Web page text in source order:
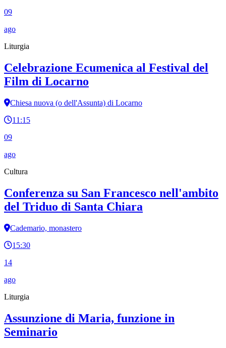
09
ago
Liturgia
Celebrazione Ecumenica al Festival del
Film di Locarno
Chiesa nuova (o dell'Assunta) di Locarno
11:15
09
ago
Cultura
Conferenza su San Francesco nell'ambito
del Triduo di Santa Chiara
Cademario, monastero
15:30
14
ago
Liturgia
Assunzione di Maria, funzione in
Seminario